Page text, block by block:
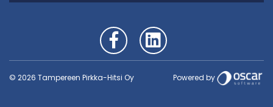
© 2026 Tampereen Pirkka-Hitsi Oy Powered by